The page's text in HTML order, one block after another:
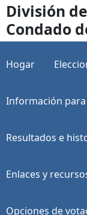
División
Condado
Hogar
Información
Resultados e
Enlaces y
Opciones de